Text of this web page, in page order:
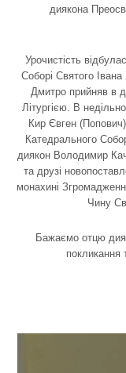
диякона
Урочистість
Соборі Святого
Дмитро прийняв в
Літургією. В
Кир Євген
Катедрального
диякон Володимир
та друзі
монахині
Чину
Бажаємо отцю
покликання